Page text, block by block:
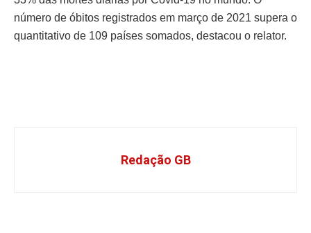
número de óbitos registrados em março de 2021 supera o
quantitativo de 109 países somados, destacou o relator.
Redação GB